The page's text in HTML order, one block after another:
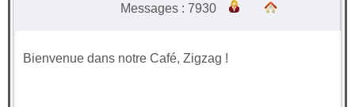
Messages : 7930
Bienvenue dans notre Café, Zigzag !